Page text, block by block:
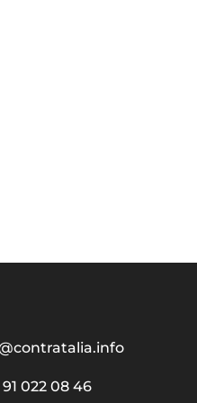
91 022 08 46